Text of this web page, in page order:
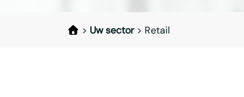
> Uw sector> Retail